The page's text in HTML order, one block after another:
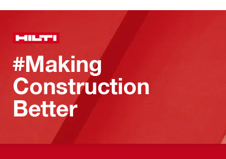
#Making
Construction
Better